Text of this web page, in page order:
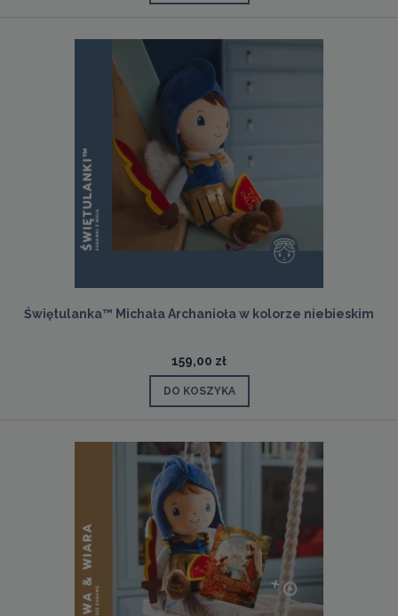
Świętulanka™ Michała Archanioła w kolorze niebieskim
159,00 zł
DO KOSZYKA